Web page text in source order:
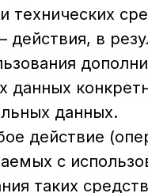
технических
в
данных
данных.
действие
с
таких